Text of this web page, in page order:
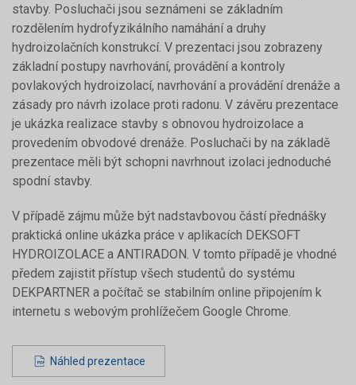
stavby. Posluchači jsou seznámeni se základním
rozdělením hydrofyzikálního namáhání a druhy
hydroizolačních konstrukcí. V prezentaci jsou zobrazeny
základní postupy navrhování, provádění a kontroly
povlakových hydroizolací, navrhování a provádění drenáže a
zásady pro návrh izolace proti radonu. V závěru prezentace
je ukázka realizace stavby s obnovou hydroizolace a
provedením obvodové drenáže. Posluchači by na základě
prezentace měli být schopni navrhnout izolaci jednoduché
spodní stavby.
V případě zájmu může být nadstavbovou částí přednášky
praktická online ukázka práce v aplikacích DEKSOFT
HYDROIZOLACE a ANTIRADON. V tomto případě je vhodné
předem zajistit přístup všech studentů do systému
DEKPARTNER a počítač se stabilním online připojením k
internetu s webovým prohlížečem Google Chrome.
Náhled prezentace